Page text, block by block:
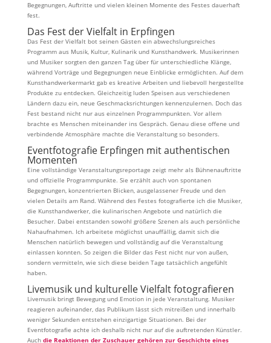
Begegnungen, Auftritte und vielen kleinen Momente des Festes dauerhaft
fest.
Das Fest der Vielfalt in Erpfingen
Das Fest der Vielfalt bot seinen Gästen ein abwechslungsreiches
Programm aus Musik, Kultur, Kulinarik und Kunsthandwerk. Musikerinnen
und Musiker sorgten den ganzen Tag über für unterschiedliche Klänge,
während Vorträge und Begegnungen neue Einblicke ermöglichten. Auf dem
Kunsthandwerkermarkt gab es kreative Arbeiten und liebevoll hergestellte
Produkte zu entdecken. Gleichzeitig luden Speisen aus verschiedenen
Ländern dazu ein, neue Geschmacksrichtungen kennenzulernen. Doch das
Fest bestand nicht nur aus einzelnen Programmpunkten. Vor allem
brachte es Menschen miteinander ins Gespräch. Genau diese offene und
verbindende Atmosphäre machte die Veranstaltung so besonders.
Eventfotografie Erpfingen mit authentischen
Momenten
Eine vollständige Veranstaltungsreportage zeigt mehr als Bühnenauftritte
und offizielle Programmpunkte. Sie erzählt auch von spontanen
Begegnungen, konzentrierten Blicken, ausgelassener Freude und den
vielen Details am Rand. Während des Festes fotografierte ich die Musiker,
die Kunsthandwerker, die kulinarischen Angebote und natürlich die
Besucher. Dabei entstanden sowohl größere Szenen als auch persönliche
Nahaufnahmen. Ich arbeitete möglichst unauffällig, damit sich die
Menschen natürlich bewegen und vollständig auf die Veranstaltung
einlassen konnten. So zeigen die Bilder das Fest nicht nur von außen,
sondern vermitteln, wie sich diese beiden Tage tatsächlich angefühlt
haben.
Livemusik und kulturelle Vielfalt fotografieren
Livemusik bringt Bewegung und Emotion in jede Veranstaltung. Musiker
reagieren aufeinander, das Publikum lässt sich mitreißen und innerhalb
weniger Sekunden entstehen einzigartige Situationen. Bei der
Eventfotografie achte ich deshalb nicht nur auf die auftretenden Künstler.
Auch die Reaktionen der Zuschauer gehören zur Geschichte eines